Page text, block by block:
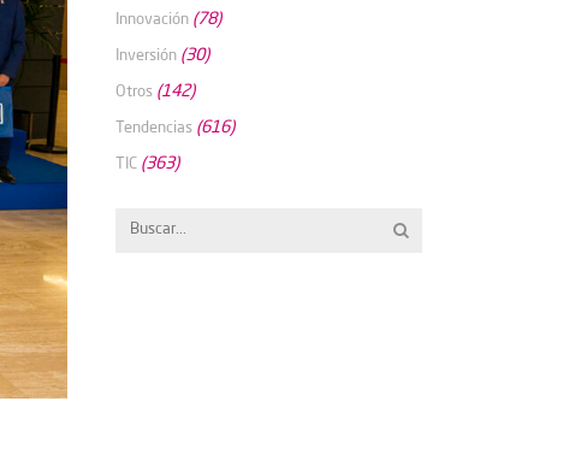
Innovación (78)
Inversión (30)
Otros (142)
Tendencias (616)
TIC (363)